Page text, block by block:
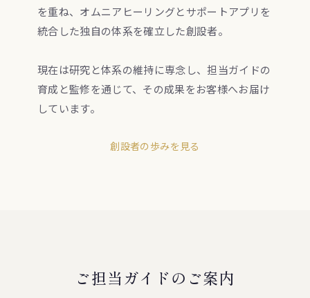
を重ね、オムニアヒーリングとサポートアプリを
統合した独自の体系を確立した創設者。
現在は研究と体系の維持に専念し、担当ガイドの
育成と監修を通じて、その成果をお客様へお届け
しています。
創設者の歩みを見る
ご担当ガイドのご案内